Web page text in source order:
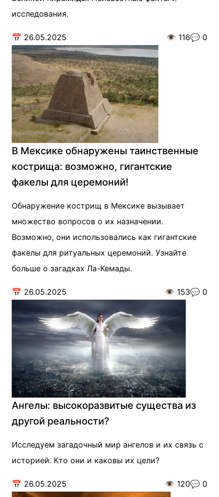
исследования.
📅 26.05.2025 👁️ 116💬 0
В Мексике обнаружены таинственные
кострища: возможно, гигантские
факелы для церемоний!
Обнаружение кострищ в Мексике вызывает
множество вопросов о их назначении.
Возможно, они использовались как гигантские
факелы для ритуальных церемоний. Узнайте
больше о загадках Ла-Кемады.
📅 26.05.2025 👁️ 153💬 0
Ангелы: высокоразвитые существа из
другой реальности?
Исследуем загадочный мир ангелов и их связь с
историей. Кто они и каковы их цели?
📅 26.05.2025 👁️ 120💬 0